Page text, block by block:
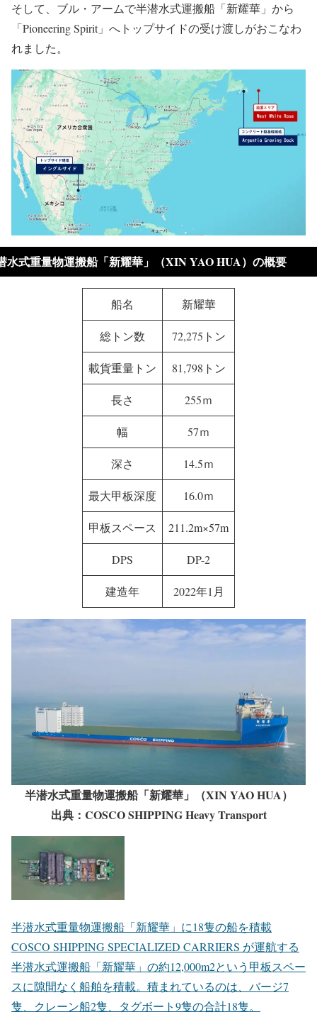
そして、ブル・アームで半潜水式運搬船「新耀華」から
「Pioneering Spirit」へトップサイドの受け渡しがおこなわ
れました。
水式重量物運搬船「新耀華」（XIN YAO HUA）の概要
船名 新耀華
総トン数 72,275トン
載貨重量トン 81,798トン
長さ 255ｍ
幅 57ｍ
深さ 14.5ｍ
最大甲板深度 16.0ｍ
甲板スペース 211.2m×57m
DPS DP-2
建造年 2022年1月
半潜水式重量物運搬船「新耀華」（XIN YAO HUA）
出典：COSCO SHIPPING Heavy Transport
半潜水式重量物運搬船「新耀華」に18隻の船を積載
COSCO SHIPPING SPECIALIZED CARRIERS が運航する
半潜水式運搬船「新耀華」の約12,000m2という甲板スペー
スに隙間なく船舶を積載。積まれているのは、バージ7
隻、クレーン船2隻、タグボート9隻の合計18隻。